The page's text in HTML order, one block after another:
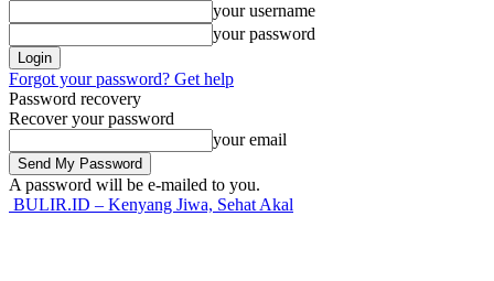
your username
your password
Forgot your password? Get help
Password recovery
Recover your password
your email
A password will be e-mailed to you.
BULIR.ID – Kenyang Jiwa, Sehat Akal